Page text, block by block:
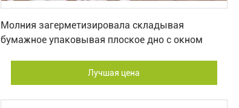
Молния загерметизировала складывая
бумажное упаковывая плоское дно с окном
Лучшая цена